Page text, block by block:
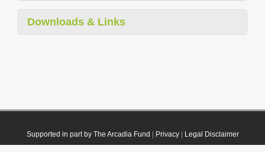
Downloads & Links
Supported in part by The Arcadia Fund Privacy| Legal Disclaimer